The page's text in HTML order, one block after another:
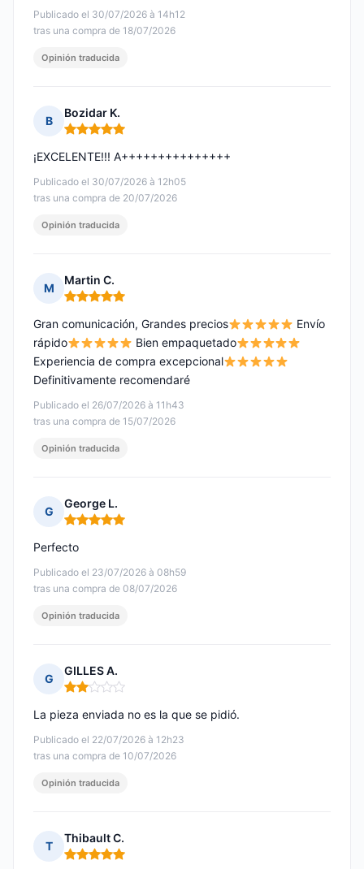
Publicado el 30/07/2026 à 14h12
tras una compra de 18/07/2026
Opinión traducida
B
Bozidar K.
Nota: 5 de 5
Publicado el 30/07/2026 à 12h05
tras una compra de 20/07/2026
¡EXCELENTE!!! A+++++++++++++++
Opinión traducida
M
Martin C.
Nota: 5 de 5
Publicado el 26/07/2026 à 11h43
tras una compra de 15/07/2026
Gran comunicación, Grandes precios
Envío
rápido
Bien empaquetado
Experiencia de compra excepcional
Definitivamente recomendaré
Opinión traducida
G
George L.
Nota: 5 de 5
Publicado el 23/07/2026 à 08h59
tras una compra de 08/07/2026
Perfecto
Opinión traducida
G
GILLES A.
Nota: 2 de 5
Publicado el 22/07/2026 à 12h23
tras una compra de 10/07/2026
La pieza enviada no es la que se pidió.
Opinión traducida
T
Thibault C.
Nota: 5 de 5